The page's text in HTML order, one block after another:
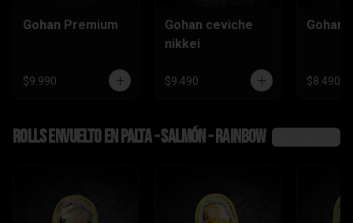
Gohan Premium
$9.990
Gohan ceviche
nikkei
$9.490
Gohan
$8.490
Rolls envuelto en palta - salmón - rainbow